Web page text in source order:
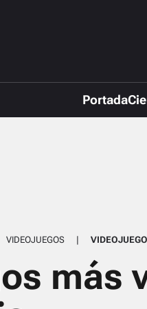
Portada
VIDEOJUEGOS |
más